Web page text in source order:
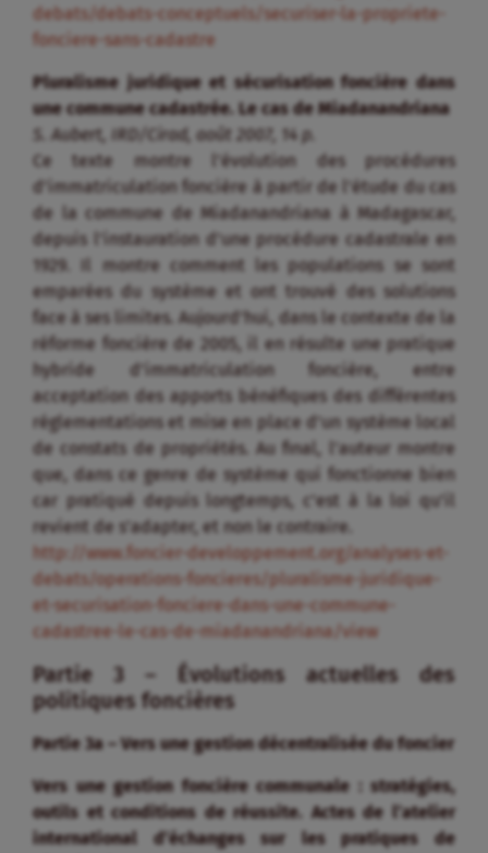
debats/debats-conceptuels/securiser-la-propriete-
fonciere-sans-cadastre
Pluralisme juridique et sécurisation foncière dans
une commune cadastrée. Le cas de Miadanandriana
S. Aubert, IRD/Cirad, août 2007, 14 p.
Ce texte montre l’évolution des procédures
d’immatriculation foncière à partir de l’étude du cas
de la commune de Miadanandriana à Madagascar,
depuis l’instauration d’une procédure cadastrale en
1929. Il montre comment les populations se sont
emparées du système et ont trouvé des solutions
face à ses limites. Aujourd’hui, dans le contexte de la
réforme foncière de 2005, il en résulte une pratique
hybride d’immatriculation foncière, entre
acceptation des apports bénéfiques des différentes
réglementations et mise en place d’un système local
de constats de propriétés. Au final, l’auteur montre
que, dans ce genre de système qui fonctionne bien
car pratiqué depuis longtemps, c’est à la loi qu’il
revient de s’adapter, et non le contraire.
http://www.foncier-developpement.org/analyses-et-
debats/operations-foncieres/pluralisme-juridique-
et-securisation-fonciere-dans-une-commune-
cadastree-le-cas-de-miadanandriana/view
Partie 3 – Évolutions actuelles des
politiques foncières
Partie 3a – Vers une gestion décentralisée du foncier
Vers une gestion foncière communale : stratégies,
outils et conditions de réussite. Actes de l’atelier
international d’échanges sur les pratiques de